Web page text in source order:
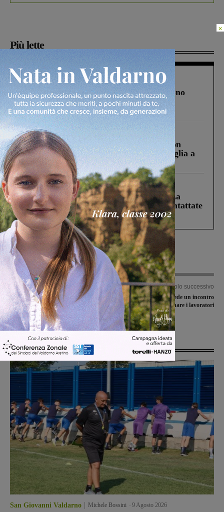
Più lette
Cronaca 4 Agosto 2026
Un anno fa la strage in A1 in cui morirono
Gianni, Giulia e Franco. Lo schianto, il
processo, lo stop ai sorpassi fra tir....
Cronaca 3 Agosto 2026
Scomparso da una struttura di Castiglion
Fiorentino l’uomo che aveva ucciso la figlia a
Levane nel 2020
Cronaca 5 Agosto 2026
Continuano le ricerche di Miah Billal. La
Prefettura: “In caso di avvistamento contattate
il 112”
Articolo precedente
Morto Paolo d’Elia, ex assessore del
Comune. il ricordo di Giorgio
Valentini
Articolo successivo
Ex Bekaert, la Fim chiede un incontro
urgente per aggiornare i lavoratori
Ultime Notizie
San Giovanni Valdarno Michele Bossini 9 Agosto 2026
×